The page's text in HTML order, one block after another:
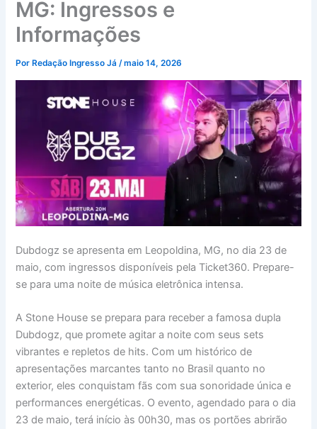
MG: Ingressos e
Informações
Por Redação Ingresso Já/maio 14, 2026
Dubdogz se apresenta em Leopoldina, MG, no dia 23 de
maio, com ingressos disponíveis pela Ticket360. Prepare-
se para uma noite de música eletrônica intensa.
A Stone House se prepara para receber a famosa dupla
Dubdogz, que promete agitar a noite com seus sets
vibrantes e repletos de hits. Com um histórico de
apresentações marcantes tanto no Brasil quanto no
exterior, eles conquistam fãs com sua sonoridade única e
performances energéticas. O evento, agendado para o dia
23 de maio, terá início às 00h30, mas os portões abrirão